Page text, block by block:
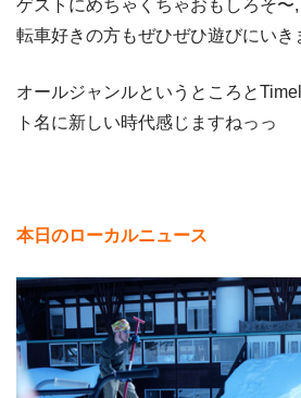
ゲストにめちゃくちゃおもしろそ〜
転車好きの方もぜひぜひ遊びにいき
オールジャンルというところと
ト名に新しい時代感じますねっっ
本日のローカルニュース